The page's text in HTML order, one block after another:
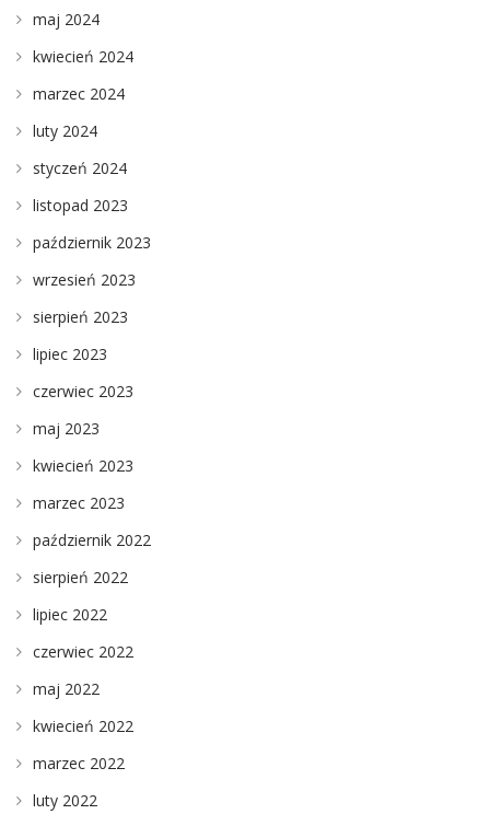
maj 2024
kwiecień 2024
marzec 2024
luty 2024
styczeń 2024
listopad 2023
październik 2023
wrzesień 2023
sierpień 2023
lipiec 2023
czerwiec 2023
maj 2023
kwiecień 2023
marzec 2023
październik 2022
sierpień 2022
lipiec 2022
czerwiec 2022
maj 2022
kwiecień 2022
marzec 2022
luty 2022